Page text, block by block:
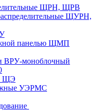
ЩРН, ЩРВ
ЩУРН,
панелью ЩМП
ВРУ-моноблочный
ЩЭ
УЭРМС